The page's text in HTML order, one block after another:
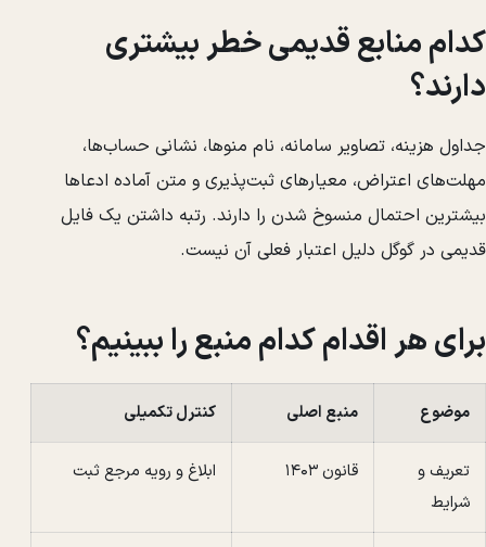
کدام منابع قدیمی خطر بیشتری
دارند؟
جداول هزینه، تصاویر سامانه، نام منوها، نشانی حساب‌ها،
مهلت‌های اعتراض، معیارهای ثبت‌پذیری و متن آماده ادعاها
بیشترین احتمال منسوخ شدن را دارند. رتبه داشتن یک فایل
قدیمی در گوگل دلیل اعتبار فعلی آن نیست.
برای هر اقدام کدام منبع را ببینیم؟
موضوع منبع اصلی کنترل تکمیلی
تعریف و
شرایط
قانون ۱۴۰۳ ابلاغ و رویه مرجع ثبت